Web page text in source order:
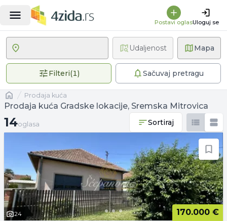
Postavi oglasUloguj se
Mapa
Filteri(1)1 primenjen filterSačuvaj pretragu
Udaljenost
Naslovnaprodaja kuća
Prodaja kuća Gradske lokacije, Sremska Mitrovica
14 oglasa
14oglasa Sortiraj
24 170.000 €